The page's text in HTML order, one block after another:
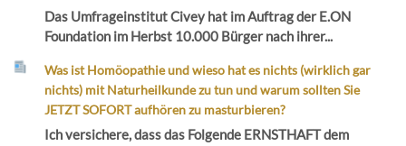
Das Umfrageinstitut Civey hat im Auftrag der E.ON
Foundation im Herbst 10.000 Bürger nach ihrer...
Was ist Homöopathie und wieso hat es nichts (wirklich gar
nichts) mit Naturheilkunde zu tun und warum sollten Sie
JETZT SOFORT aufhören zu masturbieren?
Ich versichere, dass das Folgende ERNSTHAFT dem